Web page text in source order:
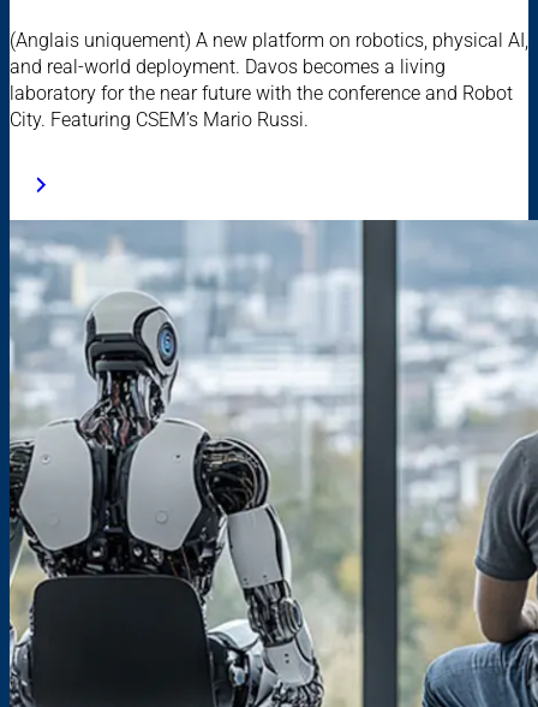
(Anglais uniquement) A new platform on robotics, physical AI,
and real-world deployment. Davos becomes a living
laboratory for the near future with the conference and Robot
City. Featuring CSEM’s Mario Russi.